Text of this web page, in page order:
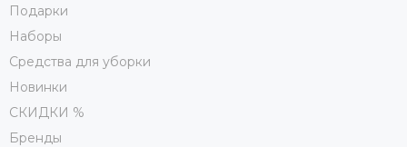
Подарки
Наборы
Средства для уборки
Новинки
СКИДКИ %
Бренды